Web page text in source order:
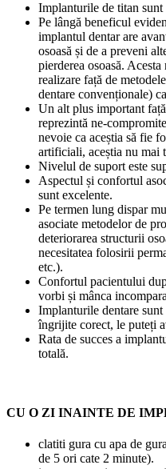
Implanturile de titan
Pe lângă beneficul
implantul dentar are
osoasă și de a preveni
pierderea osoasă.
realizare față de
dentare convenționale)
Un alt plus important
reprezintă ne-
nevoie ca aceștia să fie
artificiali, aceștia nu mai
Nivelul de suport este
Aspectul și confortul
sunt excelente.
Pe termen lung dispar
asociate metodelor de
deteriorarea structurii
necesitatea folosirii
etc.).
Confortul pacientului
vorbi și mânca
Implanturile dentare
îngrijite corect, le puteți
Rata de succes a
totală.
CU O ZI INAINTE DE
clatiti gura cu apa de
de 5 ori cate 2 minute).